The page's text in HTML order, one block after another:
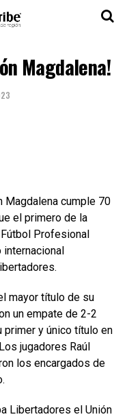
Magdalena!
Magdalena cumple 70
el primero de la
Profesional
internacional
mayor título de su
un empate de 2-2
primer y único título en
jugadores Raúl
los encargados de
Libertadores el Unión